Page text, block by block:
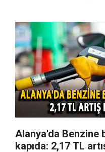
Alanya'da Benzine
kapıda: 2,17 TL